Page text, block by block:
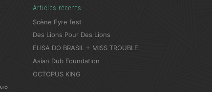
Articles récents
Scène Fyre fest
Des Lions Pour Des Lions
ELISA DO BRASIL + MISS TROUBLE
Asian Dub Foundation
OCTOPUS KING